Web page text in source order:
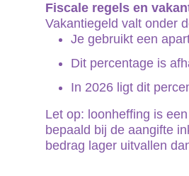
Fiscale regels en
Vakantiegeld valt onder
Je gebruikt een
Dit percentage is
In 2026 ligt dit
Let op: loonheffing is
bepaald bij de aangifte
bedrag lager uitvallen